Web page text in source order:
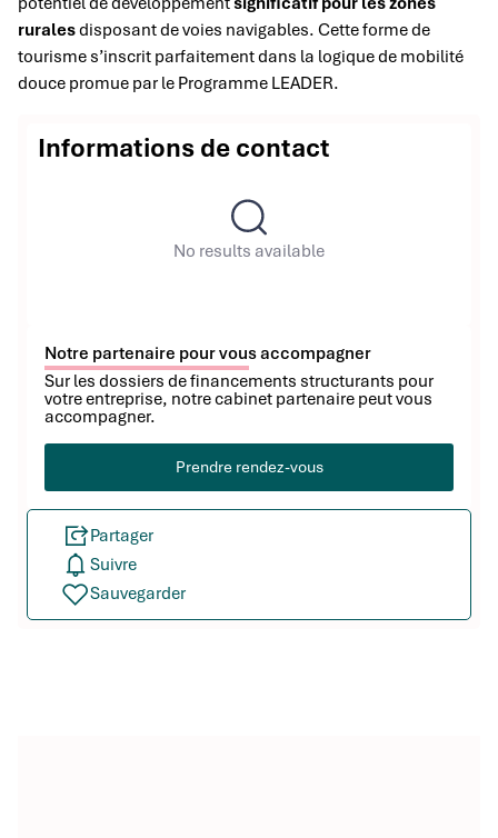
ruralesdisposant de voies navigables. Cette forme de
tourisme s’inscrit parfaitement dans la logique de mobilité
douce promue par le Programme LEADER.
Informations de contact
No results available
Notre partenaire pour vous accompagner
Sur les dossiers de financements structurants pour
votre entreprise, notre cabinet partenaire peut vous
accompagner.
Prendre rendez-vous
Partager
Suivre
Sauvegarder